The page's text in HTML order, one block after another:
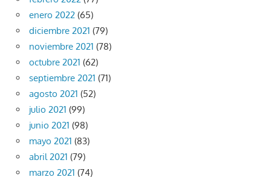
enero 2022 (65)
diciembre 2021 (79)
noviembre 2021 (78)
octubre 2021 (62)
septiembre 2021 (71)
agosto 2021 (52)
julio 2021 (99)
junio 2021 (98)
mayo 2021 (83)
abril 2021 (79)
marzo 2021 (74)